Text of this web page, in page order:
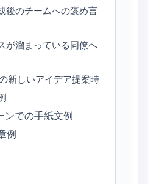
後のチームへの褒め言
が溜まっている同僚へ
新しいアイデア提案時
ンでの手紙文例
例